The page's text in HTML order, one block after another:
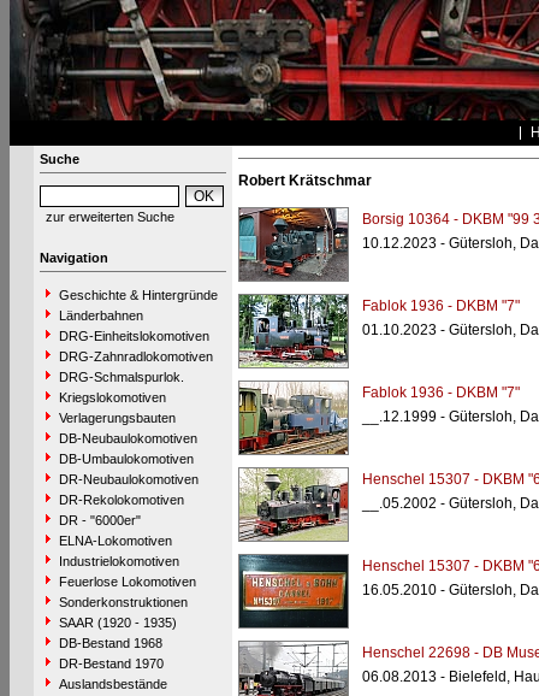
Suche
zur erweiterten Suche
Navigation
Geschichte & Hintergründe
Länderbahnen
DRG-Einheitslokomotiven
DRG-Zahnradlokomotiven
DRG-Schmalspurlok.
Kriegslokomotiven
Verlagerungsbauten
DB-Neubaulokomotiven
DB-Umbaulokomotiven
DR-Neubaulokomotiven
DR-Rekolokomotiven
DR - "6000er"
ELNA-Lokomotiven
Industrielokomotiven
Feuerlose Lokomotiven
Sonderkonstruktionen
SAAR (1920 - 1935)
DB-Bestand 1968
DR-Bestand 1970
Auslandsbestände
Robert Krätschmar
Borsig 10364 - DKBM "99
10.12.2023 - Gütersloh,
Fablok 1936 - DKBM "7"
01.10.2023 - Gütersloh,
Fablok 1936 - DKBM "7"
__.12.1999 - Gütersloh,
Henschel 15307 - DKBM
__.05.2002 - Gütersloh,
Henschel 15307 - DKBM
16.05.2010 - Gütersloh,
Henschel 22698 - DB
06.08.2013 - Bielefeld,